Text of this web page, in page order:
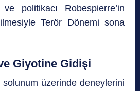
politikacı Robespierre’in
Terör Dönemi sona
Giyotine Gidişi
solunum üzerinde deneylerini